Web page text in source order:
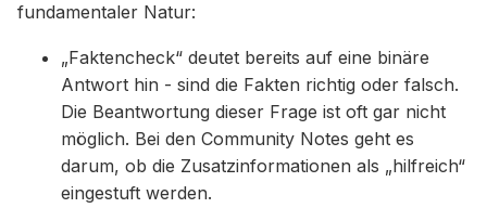
fundamentaler Natur:
„Faktencheck“ deutet bereits auf eine binäre
Antwort hin - sind die Fakten richtig oder falsch.
Die Beantwortung dieser Frage ist oft gar nicht
möglich. Bei den Community Notes geht es
darum, ob die Zusatzinformationen als „hilfreich“
eingestuft werden.